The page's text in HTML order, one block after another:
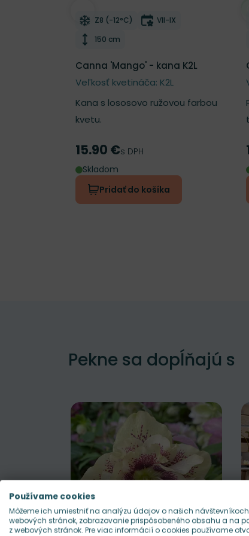
Odober do zoznamu želaní
Mrazuvzdornosť
Z8 (-12°C) Doba kvitnutia
VII-IX
Výška rastliny
150 cm
Canna 'Mango' - kana K2L
Veľkosť kvetináča: K2L
Kana s lososovo ružovou farbou
kvetu.
Cena
15.90 €s DPH
Skladom
Pridať do košíka
Pekne sa dopĺňajú s
Používame cookies
Môžeme ich umiestniť na analýzu údajov o našich
webových stránok, zobrazovanie prispôsobeného obsahu a na
z webových stránok. Pre viac informácií o cookies používame